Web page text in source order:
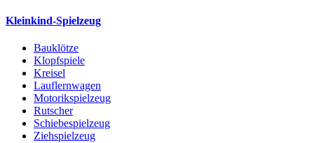
Kleinkind-Spielzeug
Bauklötze
Klopfspiele
Kreisel
Lauflernwagen
Motorikspielzeug
Rutscher
Schiebespielzeug
Ziehspielzeug